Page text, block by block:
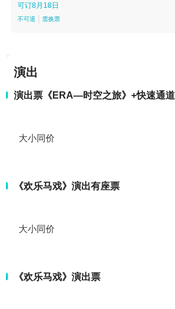
可订8月18日
不可退 需换票
演出
演出票《ERA—时空之旅》+快速通道
大小同价
《欢乐马戏》演出有座票
大小同价
《欢乐马戏》演出票